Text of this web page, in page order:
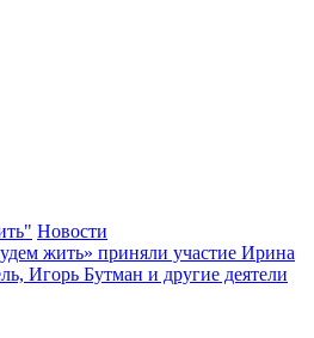
Новости
жить» приняли участие Ирина
Игорь Бутман и другие деятели